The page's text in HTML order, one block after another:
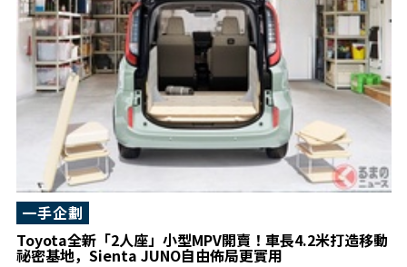
Toyota全新「2人座」小型MPV開賣！車長4.2米打造移動
祕密基地，Sienta JUNO自由佈局更實用
一手企劃